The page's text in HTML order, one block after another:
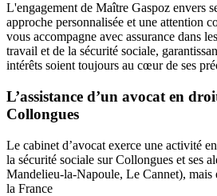
L'engagement de Maître Gaspoz envers
approche personnalisée et une attention
vous accompagne avec assurance dans
travail et de la sécurité sociale,
intérêts soient toujours au cœur de ses
L’assistance d’un avocat en
Collongues
Le cabinet d’avocat exerce une activité
la sécurité sociale sur Collongues et ses
Mandelieu-la-Napoule, Le Cannet), mais
la France